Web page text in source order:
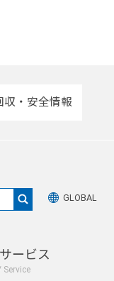
収・安全情報
GLOBAL
ービス
Service